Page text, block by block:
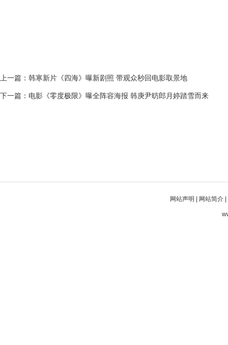
上一篇： 韩寒新片《四海》曝新剧照 带观众秒回电影取景地
下一篇： 电影《零度极限》曝全阵容海报 韩庚尹昉郎月婷踏雪而来
网站声明 网站简介|